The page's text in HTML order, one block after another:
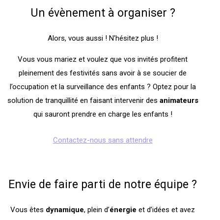
Un évènement à organiser ?
Alors, vous aussi ! N’hésitez plus !
Vous vous mariez et voulez que vos invités profitent
pleinement des festivités sans avoir à se soucier de
l’occupation et la surveillance des enfants ? Optez pour la
solution de tranquillité en faisant intervenir des animateurs
qui sauront prendre en charge les enfants !
Contactez-nous sans attendre
Envie de faire parti de notre équipe ?
Vous êtes dynamique, plein d’énergie et d’idées et avez